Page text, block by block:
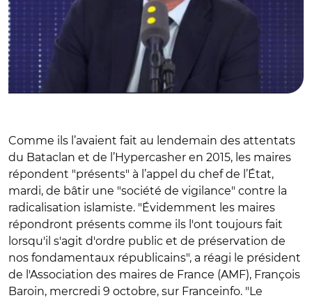
Comme ils l’avaient fait au lendemain des attentats
du Bataclan et de l’Hypercasher en 2015, les maires
répondent "présents" à l’appel du chef de l’État,
mardi, de bâtir une "société de vigilance" contre la
radicalisation islamiste. "Évidemment les maires
répondront présents comme ils l'ont toujours fait
lorsqu'il s'agit d'ordre public et de préservation de
nos fondamentaux républicains", a réagi le président
de l'Association des maires de France (AMF), François
Baroin, mercredi 9 octobre, sur Franceinfo. "Le